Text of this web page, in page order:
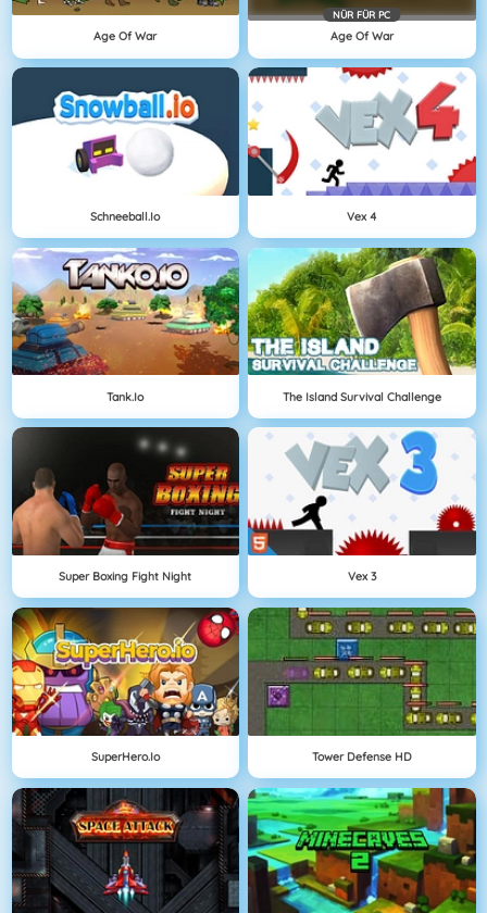
Age Of War
NÜR FÜR PC
Age Of War
Schneeball.io Vex 4
Tank.io The Island Survival Challenge
Super Boxing Fight Night Vex 3
SuperHero.io Tower Defense HD